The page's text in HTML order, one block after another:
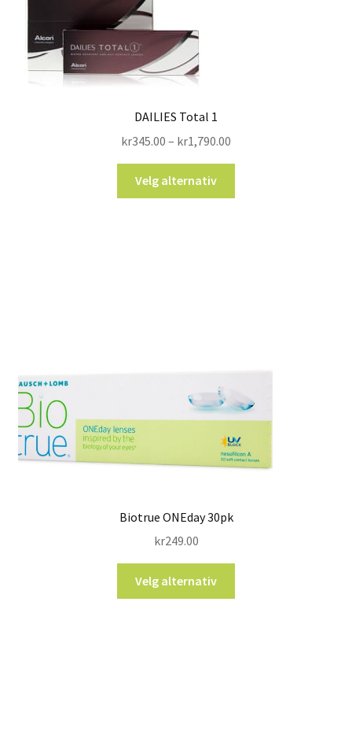
DAILIES Total 1
kr345.00 – kr1,790.00
Velg alternativ
Biotrue ONEday 30pk
kr249.00
Velg alternativ